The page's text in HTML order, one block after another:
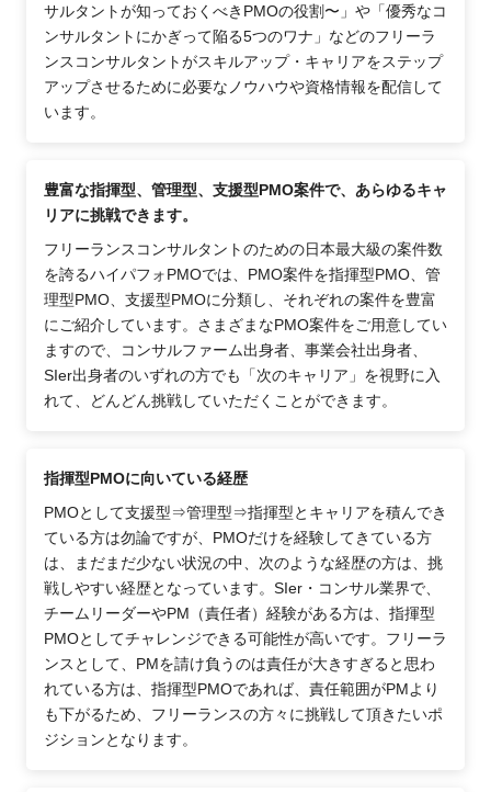
サルタントが知っておくべきPMOの役割〜」や「優秀なコ
ンサルタントにかぎって陥る5つのワナ」などのフリーラ
ンスコンサルタントがスキルアップ・キャリアをステップ
アップさせるために必要なノウハウや資格情報を配信して
います。
豊富な指揮型、管理型、支援型PMO案件で、あらゆるキャ
リアに挑戦できます。
フリーランスコンサルタントのための日本最大級の案件数
を誇るハイパフォPMOでは、PMO案件を指揮型PMO、管
理型PMO、支援型PMOに分類し、それぞれの案件を豊富
にご紹介しています。さまざまなPMO案件をご用意してい
ますので、コンサルファーム出身者、事業会社出身者、
SIer出身者のいずれの方でも「次のキャリア」を視野に入
れて、どんどん挑戦していただくことができます。
指揮型PMOに向いている経歴
PMOとして支援型⇒管理型⇒指揮型とキャリアを積んでき
ている方は勿論ですが、PMOだけを経験してきている方
は、まだまだ少ない状況の中、次のような経歴の方は、挑
戦しやすい経歴となっています。SIer・コンサル業界で、
チームリーダーやPM（責任者）経験がある方は、指揮型
PMOとしてチャレンジできる可能性が高いです。フリーラ
ンスとして、PMを請け負うのは責任が大きすぎると思わ
れている方は、指揮型PMOであれば、責任範囲がPMより
も下がるため、フリーランスの方々に挑戦して頂きたいポ
ジションとなります。